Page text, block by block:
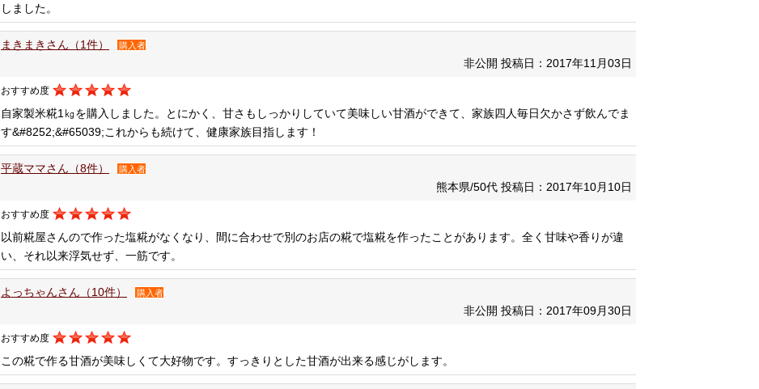
しました。
まきまきさん（1件） 購入者
非公開 投稿日：2017年11月03日
おすすめ度
自家製米糀1㎏を購入しました。とにかく、甘さもしっかりしていて美味しい甘酒ができて、家族四人毎日欠かさず飲んでま
す&#8252;&#65039;これからも続けて、健康家族目指します！
平蔵ママさん（8件） 購入者
熊本県/50代 投稿日：2017年10月10日
おすすめ度
以前糀屋さんので作った塩糀がなくなり、間に合わせで別のお店の糀で塩糀を作ったことがあります。全く甘味や香りが違
い、それ以来浮気せず、一筋です。
よっちゃんさん（10件） 購入者
非公開 投稿日：2017年09月30日
おすすめ度
この糀で作る甘酒が美味しくて大好物です。すっきりとした甘酒が出来る感じがします。